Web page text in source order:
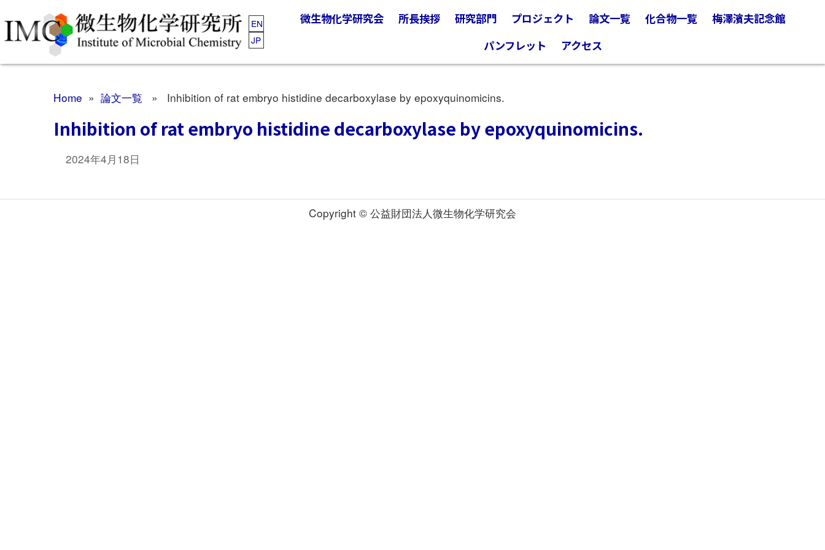
EN
JP
微生物化学研究会 所長挨拶 研究部門 プロジェクト 論文一覧 化合物一覧
梅澤濱夫記念館
パンフレット
アクセス
Home » 論文一覧 » Inhibition of rat embryo histidine decarboxylase by epoxyquinomicins.
Inhibition of rat embryo histidine decarboxylase by epoxyquinomicins.
2024年4月18日
Copyright © 公益財団法人微生物化学研究会